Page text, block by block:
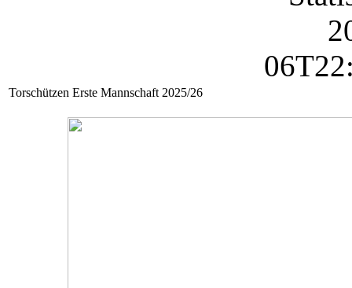
Torschützen Erste Mannschaft 2025/26